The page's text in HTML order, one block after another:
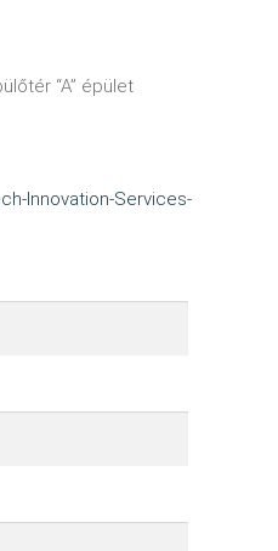
“A” épület
Innovation-Services-